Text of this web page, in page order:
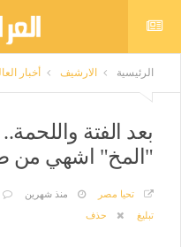
الرئيسية الارشيف أخبار
"المخ" اشهي من
تحيا مصر منذ شهرين
تبليغ
حذف